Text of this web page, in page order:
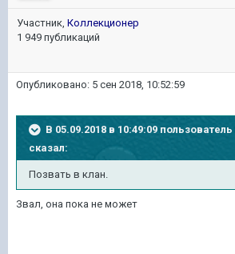
Участник, Коллекционер
1 949 публикаций
Опубликовано: 5 сен 2018, 10:52:59
В 05.09.2018 в 10:49:09 пользователь
сказал:
Позвать в клан.
Звал, она пока не может